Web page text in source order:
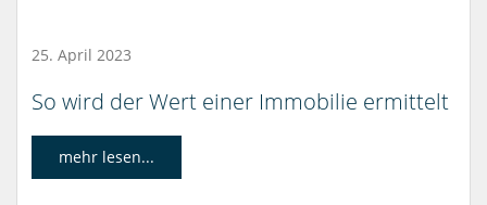
25. April 2023
So wird der Wert einer Immobilie ermittelt
mehr lesen...